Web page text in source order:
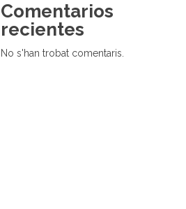
Comentarios
recientes
No s'han trobat comentaris.